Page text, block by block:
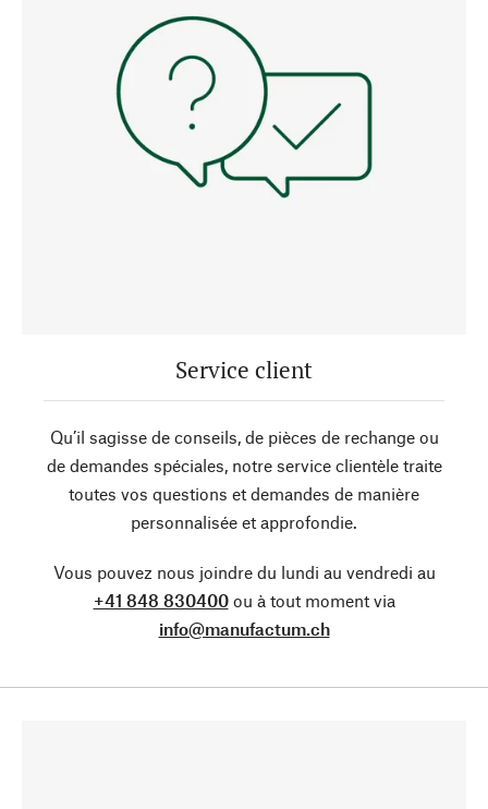
Service client
Qu’il sagisse de conseils, de pièces de rechange ou
de demandes spéciales, notre service clientèle traite
toutes vos questions et demandes de manière
personnalisée et approfondie.
Vous pouvez nous joindre du lundi au vendredi au
+41 848 830400ou à tout moment via
info@manufactum.ch